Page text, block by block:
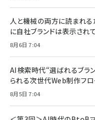
人と機械の両方に読まれる
に自社ブランドは表示され
8月6日 7:04
AI検索時代“選ばれるブラ
られる次世代Web制作フ
8月5日 7:04